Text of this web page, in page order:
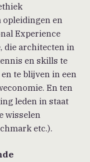
opleidingen en
Experience
die architecten in
en skills te
te blijven in een
En ten
leden in staat
wisselen
etc.).